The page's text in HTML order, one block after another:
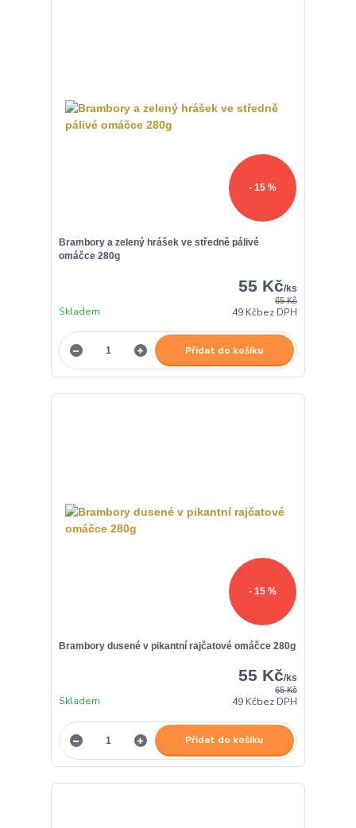
- 15 %
Brambory a zelený hrášek ve středně pálivé
omáčce 280g
65 Kč
55 Kč/ks
49 Kčbez DPH
Skladem
Přidat do košíku
- 15 %
Brambory dusené v pikantní rajčatové omáčce 280g
65 Kč
55 Kč/ks
49 Kčbez DPH
Skladem
Přidat do košíku